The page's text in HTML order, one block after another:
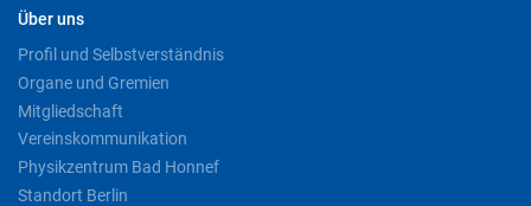
Über uns
Profil und Selbstverständnis
Organe und Gremien
Mitgliedschaft
Vereinskommunikation
Physikzentrum Bad Honnef
Standort Berlin